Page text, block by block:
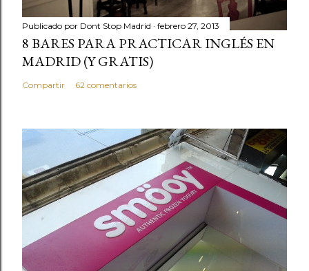
Publicado por Dont Stop Madrid febrero 27, 2013
8 BARES PARA PRACTICAR INGLÉS EN
MADRID (Y GRATIS)
Compartir 62 comentarios